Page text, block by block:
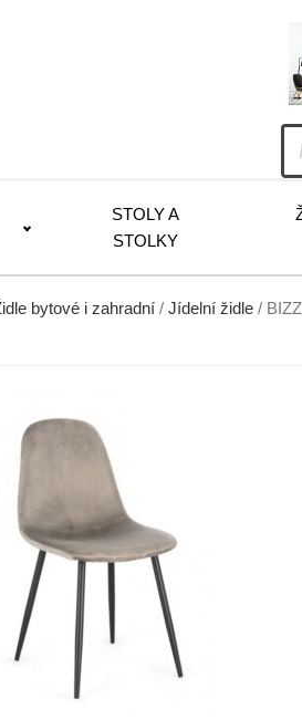
STOLY A
STOLKY
bytové i zahradní / Jídelní židle /